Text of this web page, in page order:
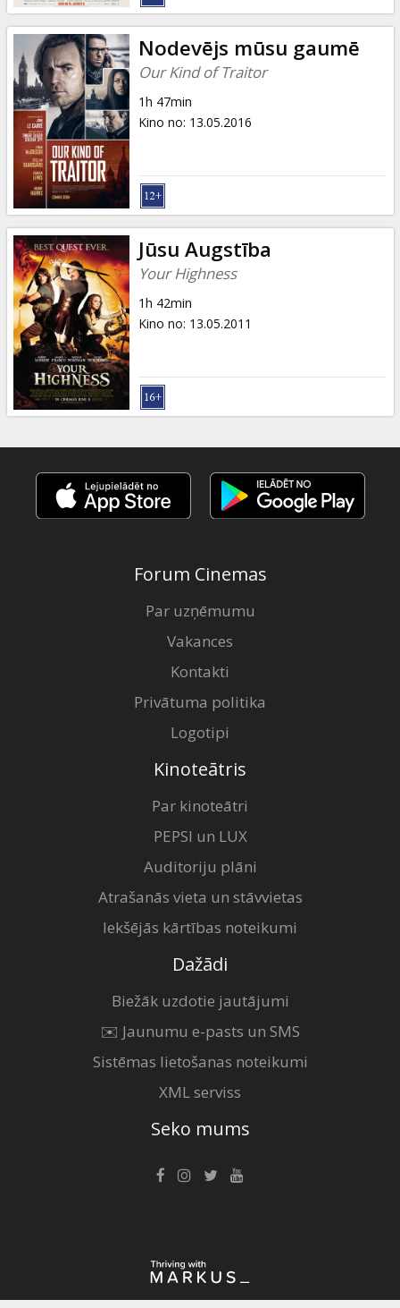
Nodevējs mūsu gaumē
Our Kind of Traitor
1h 47min
Kino no: 13.05.2016
Jūsu Augstība
Your Highness
1h 42min
Kino no: 13.05.2011
Forum Cinemas
Par uzņēmumu
Vakances
Kontakti
Privātuma politika
Logotipi
Kinoteātris
Par kinoteātri
PEPSI un LUX
Auditoriju plāni
Atrašanās vieta un stāvvietas
Iekšējās kārtības noteikumi
Dažādi
Biežāk uzdotie jautājumi
✉️ Jaunumu e-pasts un SMS
Sistēmas lietošanas noteikumi
XML serviss
Seko mums